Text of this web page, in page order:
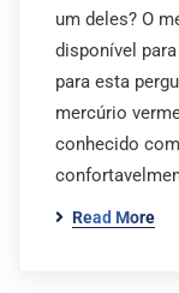
um deles? O
disponível
para esta
mercúrio
conhecido
Read More